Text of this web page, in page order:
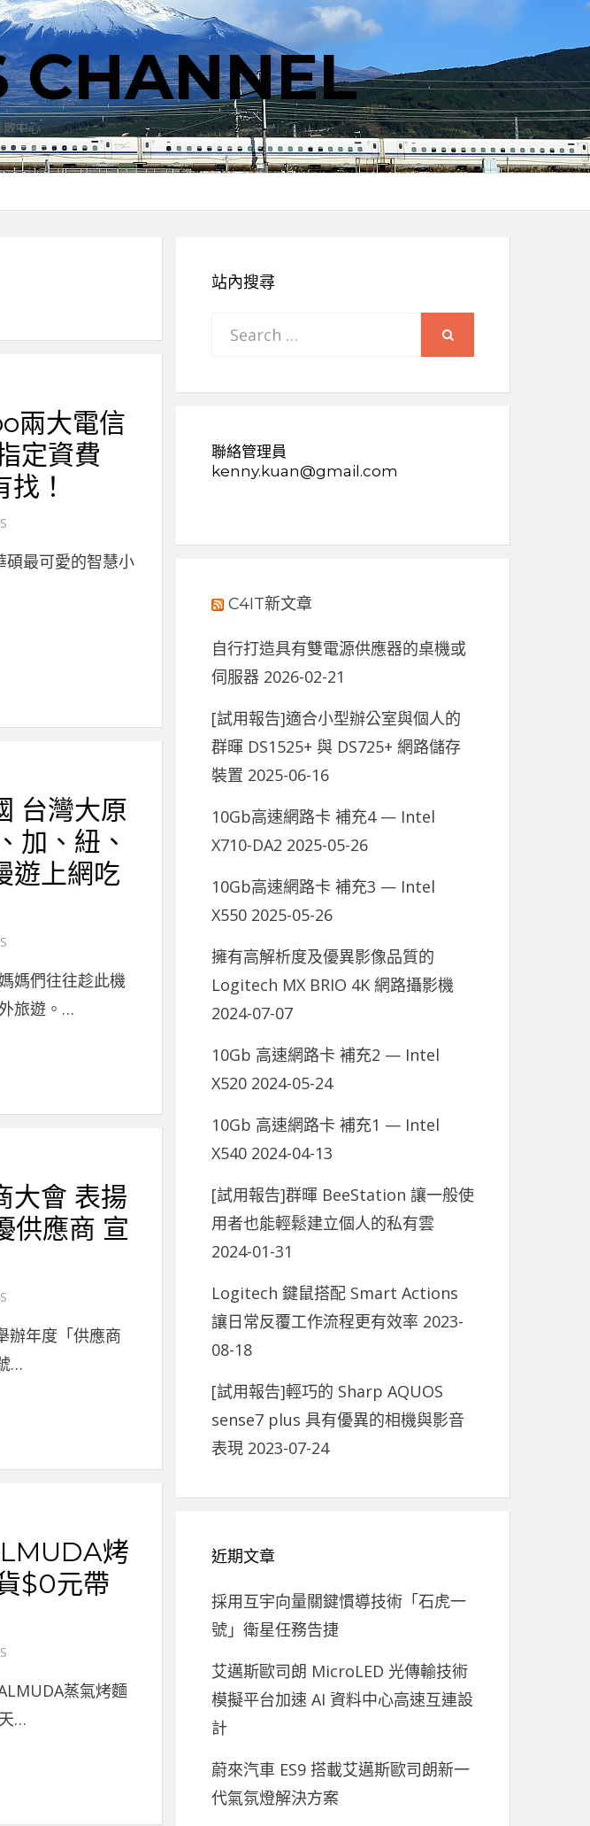
CHANNEL
散中心
兩大電信
定資費
！
碩最可愛的智慧小
台灣大原
加、紐、
遊上網吃
媽們往往趁此機
旅遊。…
大會 表揚
供應商 宣
辦年度「供應商
…
烤
$0元帶
蒸氣烤麵
…
站內搜尋
Search
聯絡管理員
kenny.kuan@gmail.com
C4IT新文章
自行打造具有雙電源供應器的桌機或
伺服器 2026-02-21
[試用報告]適合小型辦公室與個人的
群暉 DS1525+ 與 DS725+ 網路儲存
裝置 2025-06-16
10Gb高速網路卡 補充4 — Intel
X710-DA2 2025-05-26
10Gb高速網路卡 補充3 — Intel
X550 2025-05-26
擁有高解析度及優異影像品質的
Logitech MX BRIO 4K 網路攝影機
2024-07-07
10Gb 高速網路卡 補充2 — Intel
X520 2024-05-24
10Gb 高速網路卡 補充1 — Intel
X540 2024-04-13
[試用報告]群暉 BeeStation 讓一般使
用者也能輕鬆建立個人的私有雲
2024-01-31
Logitech 鍵鼠搭配 Smart Actions
讓日常反覆工作流程更有效率 2023-
08-18
[試用報告]輕巧的 Sharp AQUOS
sense7 plus 具有優異的相機與影音
表現 2023-07-24
近期文章
採用互宇向量關鍵慣導技術「石虎一
號」衛星任務告捷
艾邁斯歐司朗 MicroLED 光傳輸技術
模擬平台加速 AI 資料中心高速互連設
計
蔚來汽車 ES9 搭載艾邁斯歐司朗新一
代氣氛燈解決方案